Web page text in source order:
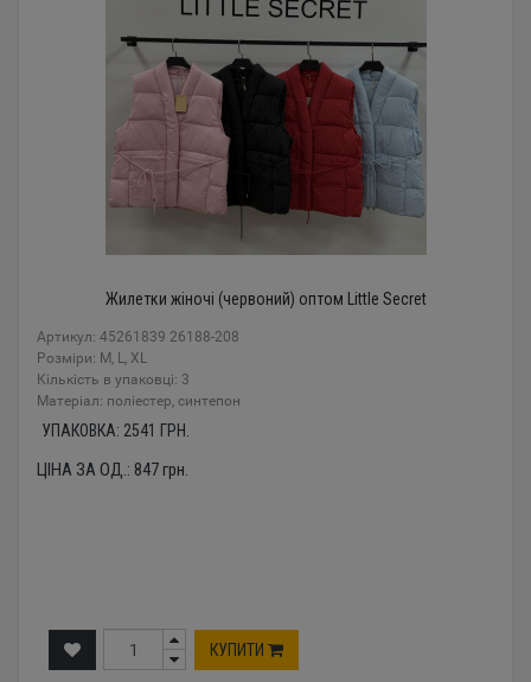
Жилетки жіночі (червоний) оптом Little Secret
Артикул: 45261839 26188-208
Розміри: M, L, XL
Кількість в упаковці: 3
Mатеріал: поліестер, синтепон
УПАКОВКА: 2541 ГРН.
ЦІНА ЗА ОД.: 847грн.
КУПИТИ